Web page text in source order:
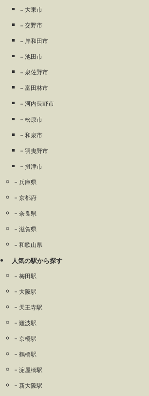
大東市
交野市
岸和田市
池田市
泉佐野市
富田林市
河内長野市
松原市
和泉市
羽曳野市
摂津市
兵庫県
京都府
奈良県
滋賀県
和歌山県
人気の駅から探す
梅田駅
大阪駅
天王寺駅
難波駅
京橋駅
鶴橋駅
淀屋橋駅
新大阪駅